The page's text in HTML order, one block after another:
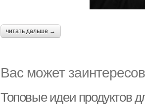
читать дальше →
Вас может
Топовые идеи продуктов